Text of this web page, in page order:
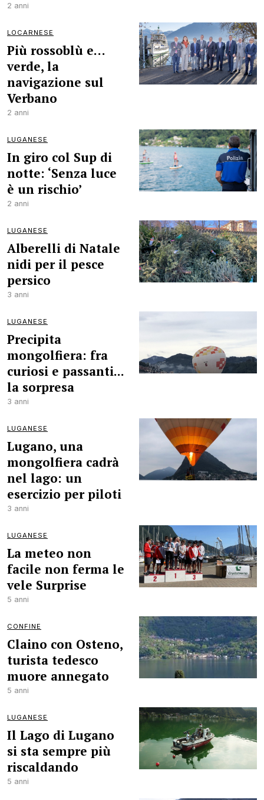
2 anni
LOCARNESE
Più rossoblù e…
verde, la
navigazione sul
Verbano
2 anni
LUGANESE
In giro col Sup di
notte: ‘Senza luce
è un rischio’
2 anni
LUGANESE
Alberelli di Natale
nidi per il pesce
persico
3 anni
LUGANESE
Precipita
mongolfiera: fra
curiosi e passanti...
la sorpresa
3 anni
LUGANESE
Lugano, una
mongolfiera cadrà
nel lago: un
esercizio per piloti
3 anni
LUGANESE
La meteo non
facile non ferma le
vele Surprise
5 anni
CONFINE
Claino con Osteno,
turista tedesco
muore annegato
5 anni
LUGANESE
Il Lago di Lugano
si sta sempre più
riscaldando
5 anni